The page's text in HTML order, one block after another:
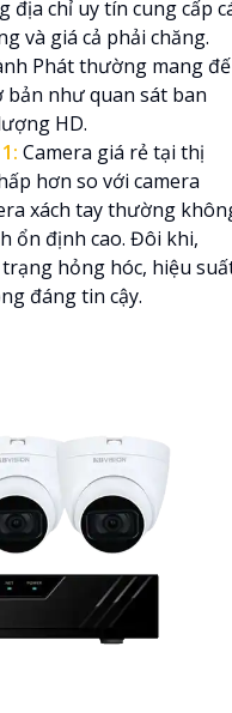
chỉ uy tín cung cấp
và giá cả phải chăng.
Phát thường mang
như quan sát ban
HD.
1: Camera giá rẻ tại thị
hơn so với camera
xách tay thường
ổn định cao. Đôi khi,
hỏng hóc, hiệu
đáng tin cậy.